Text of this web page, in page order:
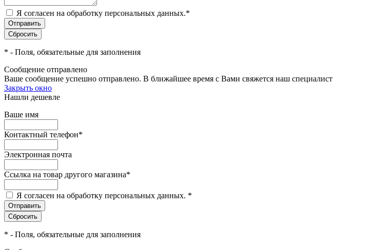
Я согласен на обработку персональных данных.*
* - Поля, обязательные для заполнения
Сообщение отправлено
Ваше сообщение успешно отправлено. В ближайшее время с Вами свяжется наш специалист
Закрыть окно
Нашли дешевле
Ваше имя
Контактный телефон*
Электронная почта
Ссылка на товар другого магазина*
Я согласен на обработку персональных данных. *
* - Поля, обязательные для заполнения